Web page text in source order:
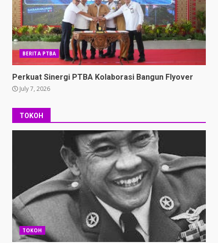
BERITA PTBA
Perkuat Sinergi PTBA Kolaborasi Bangun Flyover
July 7, 2026
TOKOH
TOKOH